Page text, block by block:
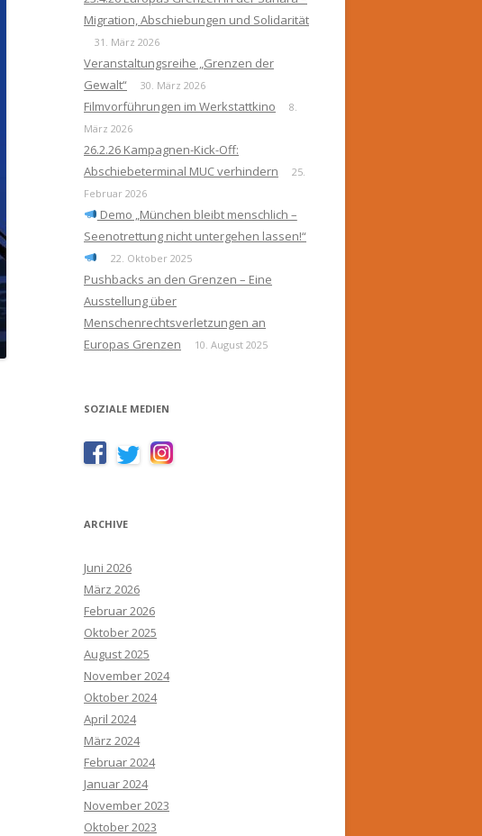
Migration, Abschiebungen und Solidarität
31. März 2026
Veranstaltungsreihe „Grenzen der
Gewalt“
30. März 2026
Filmvorführungen im Werkstattkino
8.
März 2026
26.2.26 Kampagnen-Kick-Off:
Abschiebeterminal MUC verhindern
25.
Februar 2026
Demo „München bleibt menschlich –
Seenotrettung nicht untergehen lassen!“
22. Oktober 2025
Pushbacks an den Grenzen – Eine
Ausstellung über
Menschenrechtsverletzungen an
Europas Grenzen
10. August 2025
SOZIALE MEDIEN
ARCHIVE
Juni 2026
März 2026
Februar 2026
Oktober 2025
August 2025
November 2024
Oktober 2024
April 2024
März 2024
Februar 2024
Januar 2024
November 2023
Oktober 2023